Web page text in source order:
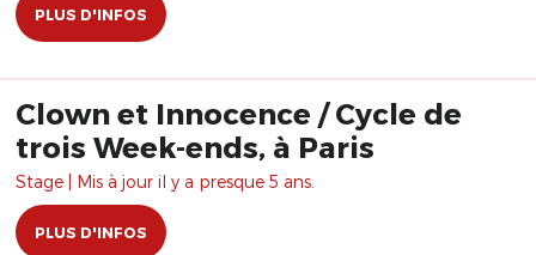
PLUS D'INFOS
Clown et Innocence / Cycle de
trois Week-ends, à Paris
Stage | Mis à jour il y a presque 5 ans.
PLUS D'INFOS